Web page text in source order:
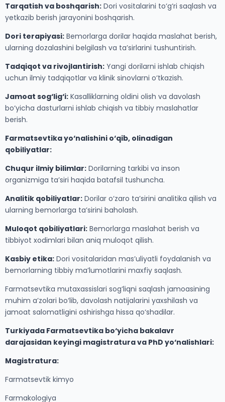
Tarqatish va boshqarish: Dori vositalarini to‘g‘ri saqlash va
yetkazib berish jarayonini boshqarish.
Dori terapiyasi: Bemorlarga dorilar haqida maslahat berish,
ularning dozalashini belgilash va ta’sirlarini tushuntirish.
Tadqiqot va rivojlantirish: Yangi dorilarni ishlab chiqish
uchun ilmiy tadqiqotlar va klinik sinovlarni o‘tkazish.
Jamoat sog‘lig‘i: Kasalliklarning oldini olish va davolash
bo‘yicha dasturlarni ishlab chiqish va tibbiy maslahatlar
berish.
Farmatsevtika yo‘nalishini o‘qib, olinadigan
qobiliyatlar:
Chuqur ilmiy bilimlar: Dorilarning tarkibi va inson
organizmiga ta’siri haqida batafsil tushuncha.
Analitik qobiliyatlar: Dorilar o‘zaro ta’sirini analitika qilish va
ularning bemorlarga ta’sirini baholash.
Muloqot qobiliyatlari: Bemorlarga maslahat berish va
tibbiyot xodimlari bilan aniq muloqot qilish.
Kasbiy etika: Dori vositalaridan mas’uliyatli foydalanish va
bemorlarning tibbiy ma’lumotlarini maxfiy saqlash.
Farmatsevtika mutaxassislari sog‘liqni saqlash jamoasining
muhim a’zolari bo‘lib, davolash natijalarini yaxshilash va
jamoat salomatligini oshirishga hissa qo‘shadilar.
Turkiyada Farmatsevtika bo‘yicha bakalavr
darajasidan keyingi magistratura va PhD yo‘nalishlari:
Magistratura:
Farmatsevtik kimyo
Farmakologiya